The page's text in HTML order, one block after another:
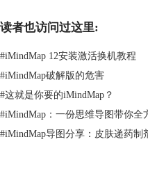
6．重要的关键词更为显眼；
8．易于在关键词之间产生清晰合
9．做思维导图的时候，人会处在
想不间断和无穷尽地流动；
还有更多理由证据来等你补充，
击iMindMap中文版教程查询需要
读者也访问过这里:
#iMindMap 12安装激活换机教程
#iMindMap破解版的危害
#这就是你要的iMindMap？
#iMindMap：一份思维导图带你全
#iMindMap导图分享：皮肤递药制